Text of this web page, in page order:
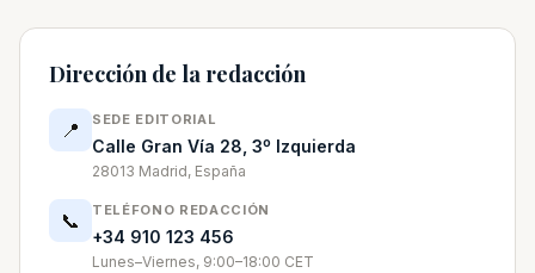
Dirección de la redacción
📍 SEDE EDITORIAL
Calle Gran Vía 28, 3º Izquierda
28013 Madrid, España
📞 TELÉFONO REDACCIÓN
+34 910 123 456
Lunes–Viernes, 9:00–18:00 CET